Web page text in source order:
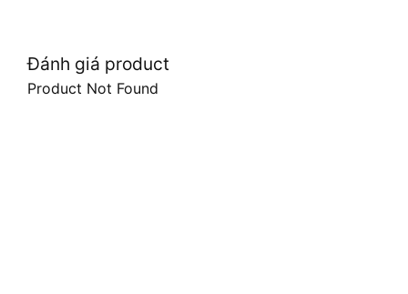
Đánh giá product
Product Not Found